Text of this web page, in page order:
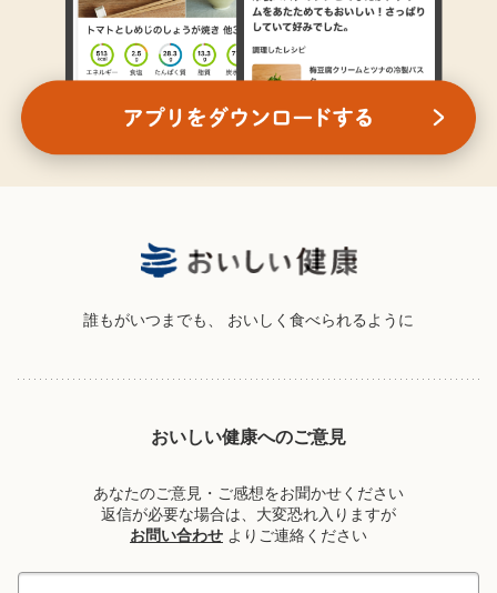
誰もがいつまでも、 おいしく食べられるように
おいしい健康へのご意見
あなたのご意見・ご感想をお聞かせください
返信が必要な場合は、大変恐れ入りますが
お問い合わせ よりご連絡ください